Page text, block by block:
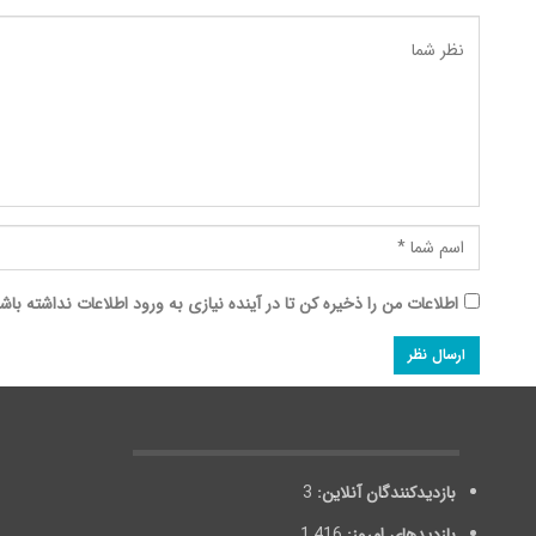
اطلاعات من را ذخیره کن تا در آینده نیازی به ورود اطلاعات نداشته
بازدیدکنندگان آنلاین: 3